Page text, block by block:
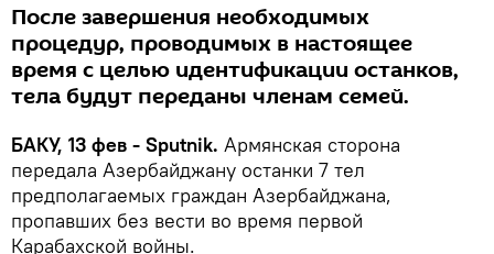
После завершения необходимых
процедур, проводимых в настоящее
время с целью идентификации останков,
тела будут переданы членам семей.
БАКУ, 13 фев - Sputnik. Армянская сторона
передала Азербайджану останки 7 тел
предполагаемых граждан Азербайджана,
пропавших без вести во время первой
Карабахской войны.